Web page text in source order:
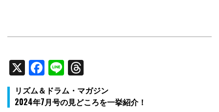
X Facebook
Line
リズム＆ドラム・マガジン
2024年7月号の見どころを一挙紹介！